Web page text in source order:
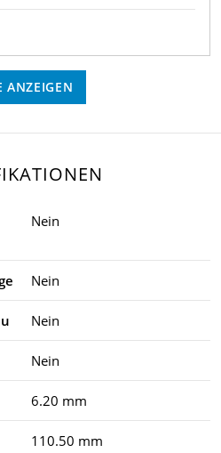
ANZEIGEN
Nein
Nein
Nein
Nein
6.20 mm
110.50 mm